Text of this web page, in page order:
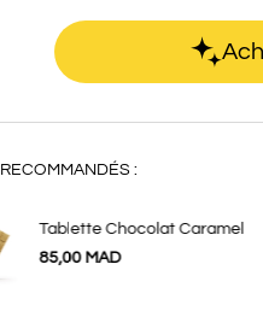
:
Tablette Chocolat Caramel
85,00 MAD